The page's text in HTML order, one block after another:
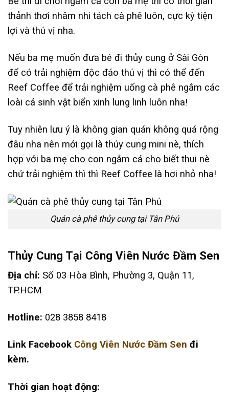
thảnh thơi nhâm nhi tách cà phê luôn, cực kỳ tiện
lợi và thú vị nha.
Nếu ba mẹ muốn đưa bé đi thủy cung ở Sài Gòn
để có trải nghiệm độc đáo thú vị thì có thể đến
Reef Coffee để trải nghiệm uống cà phê ngắm các
loài cá sinh vật biển xinh lung linh luôn nha!
Tuy nhiên lưu ý là không gian quán không quá rộng
đâu nha nên mới gọi là thủy cung mini nè, thích
hợp với ba mẹ cho con ngắm cá cho biết thui nè
chứ trải nghiệm thì thì Reef Coffee là hơi nhỏ nha!
Quán cà phê thủy cung tại Tân Phú
Thủy Cung Tại Công Viên Nước Đầm Sen
Địa chỉ: Số 03 Hòa Bình, Phường 3, Quận 11,
TP.HCM
Hotline: 028 3858 8418
Link Facebook Công Viên Nước Đầm Sen đi
kèm.
Thời gian hoạt động: